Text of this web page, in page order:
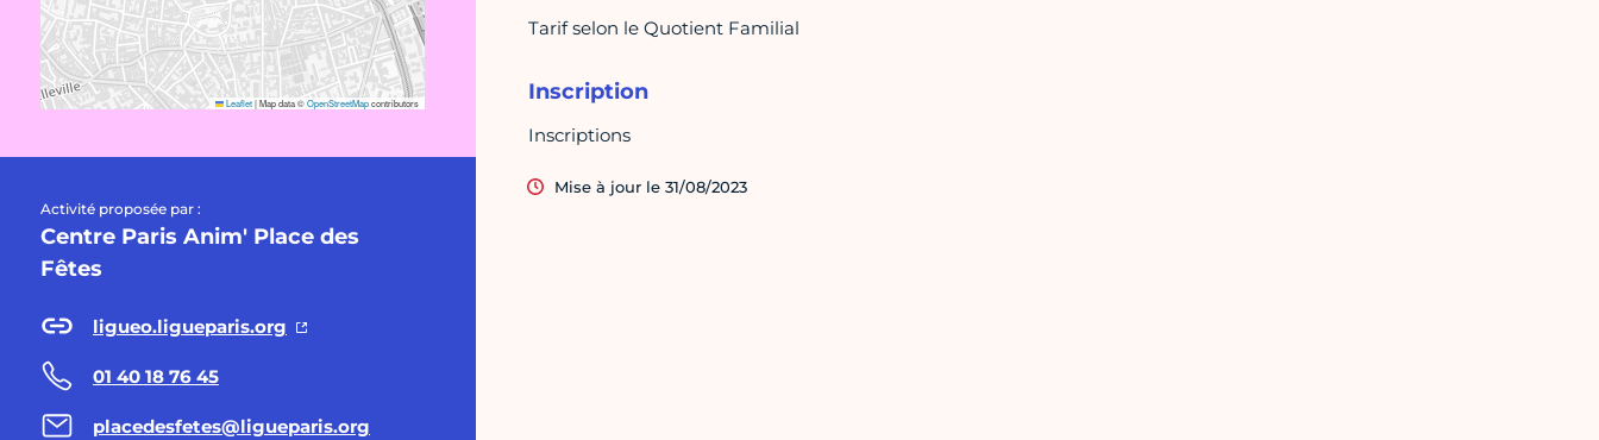
Leaflet|Map data ©OpenStreetMapcontributors
Activité proposée par :
Centre Paris Anim' Place des
Fêtes
ligueo.ligueparis.org
01 40 18 76 45
placedesfetes@ligueparis.org
Tarif selon le Quotient Familial
Inscription
Inscriptions
Mise à jour le 31/08/2023